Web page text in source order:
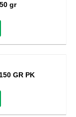
gr
GR PK